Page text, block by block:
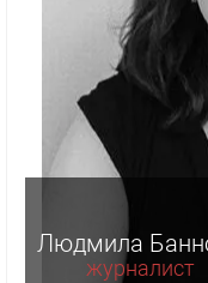
Людмила
журналист